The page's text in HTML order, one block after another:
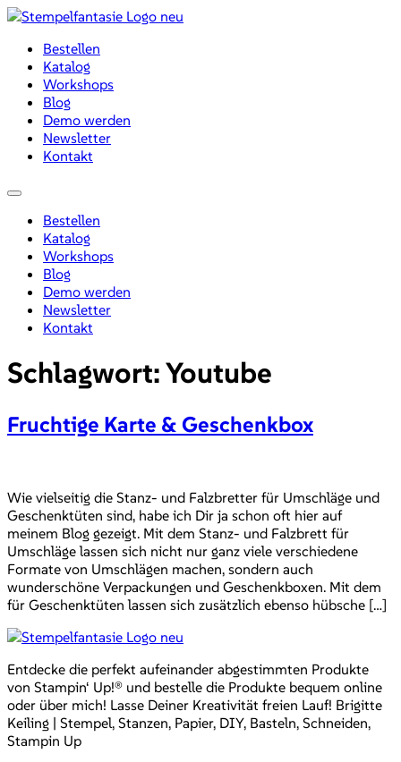
Zum
wechselnBestellen
Katalog
Workshops
Blog
Demo werden
Newsletter
Kontakt
Menü
Bestellen
Katalog
Workshops
Blog
Demo werden
Newsletter
Kontakt
Schlagwort:Youtube
Fruchtige Karte & Geschenkbox
Wie vielseitig die Stanz- und Falzbretter für Umschläge und
Geschenktüten sind, habe ich Dir ja schon oft hier auf
meinem Blog gezeigt. Mit dem Stanz- und Falzbrett für
Umschläge lassen sich nicht nur ganz viele verschiedene
Formate von Umschlägen machen, sondern auch
wunderschöne Verpackungen und Geschenkboxen. Mit dem
für Geschenktüten lassen sich zusätzlich ebenso hübsche […]
Entdecke die perfekt aufeinander abgestimmten Produkte
von Stampin‘ Up!® und bestelle die Produkte bequem online
oder über mich! Lasse Deiner Kreativität freien Lauf! Brigitte
Keiling | Stempel, Stanzen, Papier, DIY, Basteln, Schneiden,
Stampin Up